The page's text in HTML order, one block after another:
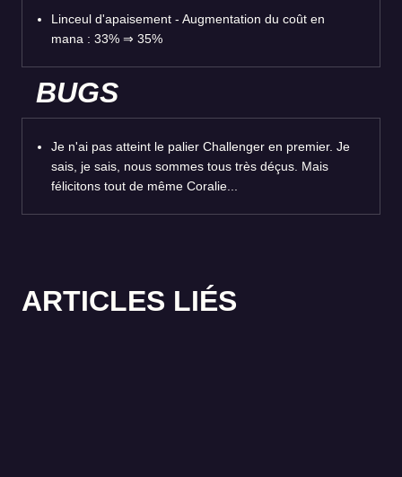
Linceul d'apaisement - Augmentation du coût en
mana : 33% ⇒ 35%
BUGS
Je n'ai pas atteint le palier Challenger en premier. Je
sais, je sais, nous sommes tous très déçus. Mais
félicitons tout de même Coralie...
ARTICLES LIÉS